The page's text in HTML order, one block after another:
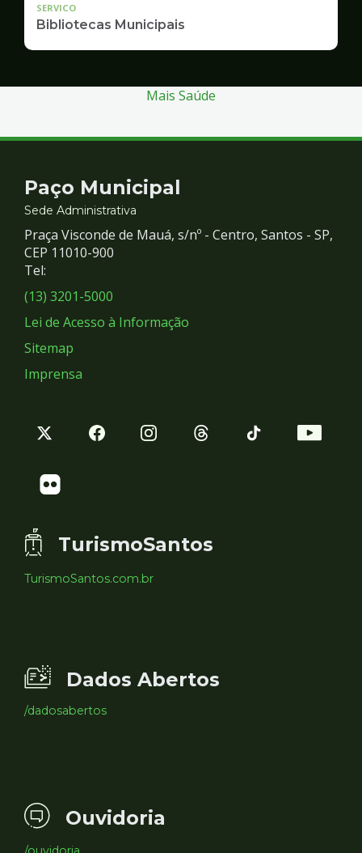
SERVICO
Bibliotecas Municipais
Mais Saúde
Contato
e
Redes
Sociais
Paço Municipal
Sede Administrativa
Praça Visconde de Mauá, s/nº - Centro, Santos - SP,
CEP 11010-900
Tel:
(13) 3201-5000
Lei de Acesso à Informação
Sitemap
Imprensa
TurismoSantos
TurismoSantos.com.br
Dados Abertos
/dadosabertos
Ouvidoria